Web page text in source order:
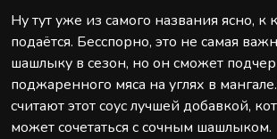
Ну тут уже из самого названия ясно, к
подаётся. Бесспорно, это не самая
шашлыку в сезон, но он сможет
поджаренного мяса на углях в
считают этот соус лучшей добавкой,
может сочетаться с сочным шашлыком.